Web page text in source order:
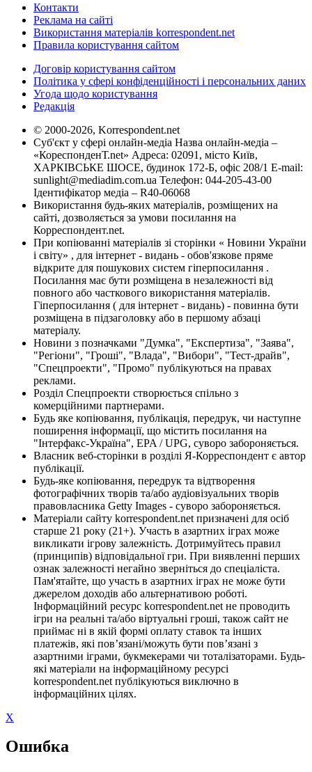
Контакти
Реклама на сайті
Використання матеріалів korrespondent.net
Правила користування сайтом
Договір користування сайтом
Політика у сфері конфіденційності і персональних даних
Угода щодо користування
Редакція
© 2000-2026, Korrespondent.net
Суб'єкт у сфері онлайн-медіа Назва онлайн-медіа –
«КореспонденТ.net» Адреса: 02091, місто Київ,
ХАРКІВСЬКЕ ШОСЕ, будинок 172-Б, офіс 208/1 E-mail:
sunlight@mediadim.com.ua Телефон: 044-205-43-00
Ідентифікатор медіа – R40-06068
Використання будь-яких матеріалів, розміщених на
сайті, дозволяється за умови посилання на
Корреспондент.net.
При копіюванні матеріалів зі сторінки « Новини України
і світу» , для інтернет - видань - обов'язкове пряме
відкрите для пошукових систем гіперпосилання .
Посилання має бути розміщена в незалежності від
повного або часткового використання матеріалів.
Гіперпосилання ( для інтернет - видань) - повинна бути
розміщена в підзаголовку або в першому абзаці
матеріалу.
Новини з позначками "Думка", "Експертиза", "Заява",
"Регіони", "Гроші", "Влада", "Вибори", "Тест-драйв",
"Спецпроекти", "Промо" публікуються на правах
реклами.
Розділ Спецпроекти створюється спільно з
комерційними партнерами.
Будь яке копіювання, публікація, передрук, чи наступне
поширення інформації, що містить посилання на
"Інтерфакс-Україна", EPA / UPG, суворо забороняється.
Власник веб-сторінки в розділі Я-Корреспондент є автор
публікації.
Будь-яке копіювання, передрук та відтворення
фотографічних творів та/або аудіовізуальних творів
правовласника Getty Images - суворо забороняється.
Матеріали сайту korrespondent.net призначені для осіб
старше 21 року (21+). Участь в азартних іграх може
викликати ігрову залежність. Дотримуйтесь правил
(принципів) відповідальної гри. При виявленні перших
ознак залежності негайно зверніться до спеціаліста.
Пам'ятайте, що участь в азартних іграх не може бути
джерелом доходів або альтернативою роботі.
Інформаційний ресурс korrespondent.net не проводить
ігри на реальні та/або віртуальні гроші, також сайт не
приймає ні в якій формі оплату ставок та інших
платежів, які пов’язані/можуть бути пов’язані з
азартними іграми, букмекерами чи тоталізаторами. Будь-
які матеріали на інформаційному ресурсі
korrespondent.net публікуються виключно в
інформаційних цілях.
X
Ошибка